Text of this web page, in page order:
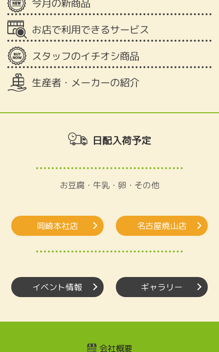
今月の新商品
お店で利用できるサービス
スタッフのイチオシ商品
生産者・メーカーの紹介
日配入荷予定
お豆腐・牛乳・卵・その他
岡崎本社店 名古屋焼山店
イベント情報 ギャラリー
会社概要